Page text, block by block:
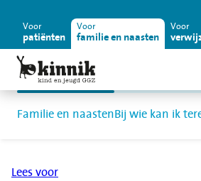
Voor
patiënten
Voor
familie en naasten
Voor
Home Zorg
Lees voor
Familie en naastenBij wie kan ik